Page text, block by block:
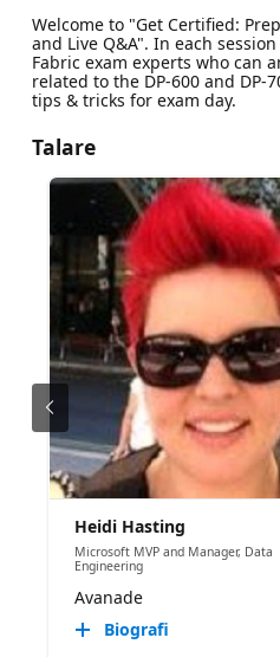
Welcome to "Get Certified:
and Live Q&A". In each
Fabric exam experts who can
related to the DP-600 and DP-
tips & tricks for exam day.
Talare
Heidi Hasting
Microsoft MVP and Manager, Data
Engineering
Avanade
Biografi